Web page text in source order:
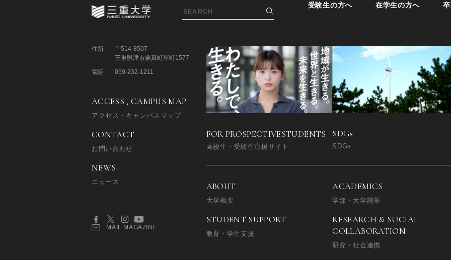
受験生の方へ 在学生の方へ
FOR PROSPECTIVESTUDENTS
高校生・受験生応援サイト
SDGs
SDGs
ABOUT
大学概要
ACADEMICS
学部・大学院等
STUDENT SUPPORT
教育・学生支援
RESEARCH & SOCIAL
COLLABORATION
研究・社会連携
住所
〒514-8507
三重県津市栗真町屋町1577
電話
059-232-1211
ACCESS , CAMPUS MAP
アクセス・キャンパスマップ
CONTACT
お問い合わせ
NEWS
ニュース
MAIL MAGAZINE